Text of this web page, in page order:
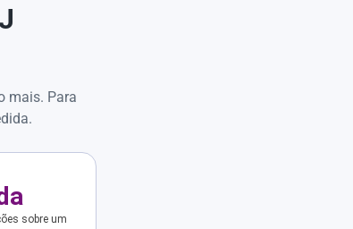
mais. Para
sobre um